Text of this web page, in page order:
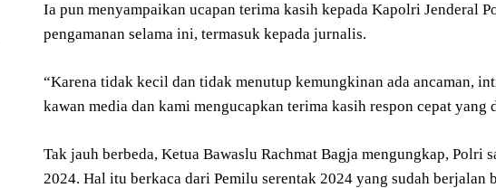
Ia pun menyampaikan ucapan terima kasih kepada Kapolri Jenderal
pengamanan selama ini, termasuk kepada jurnalis.
“Karena tidak kecil dan tidak menutup kemungkinan ada ancaman,
kawan media dan kami mengucapkan terima kasih respon cepat
Tak jauh berbeda, Ketua Bawaslu Rachmat Bagja mengungkap,
2024. Hal itu berkaca dari Pemilu serentak 2024 yang sudah berjalan